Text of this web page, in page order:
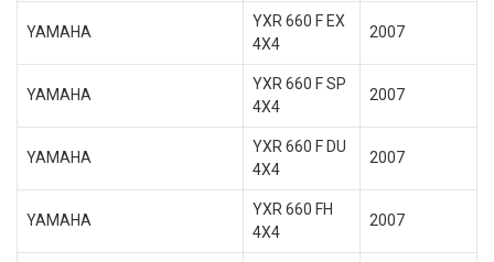
YAMAHA
YXR 660 F EX
4X4
2007
YAMAHA
YXR 660 F SP
4X4
2007
YAMAHA
YXR 660 F DU
4X4
2007
YAMAHA
YXR 660 FH
4X4
2007